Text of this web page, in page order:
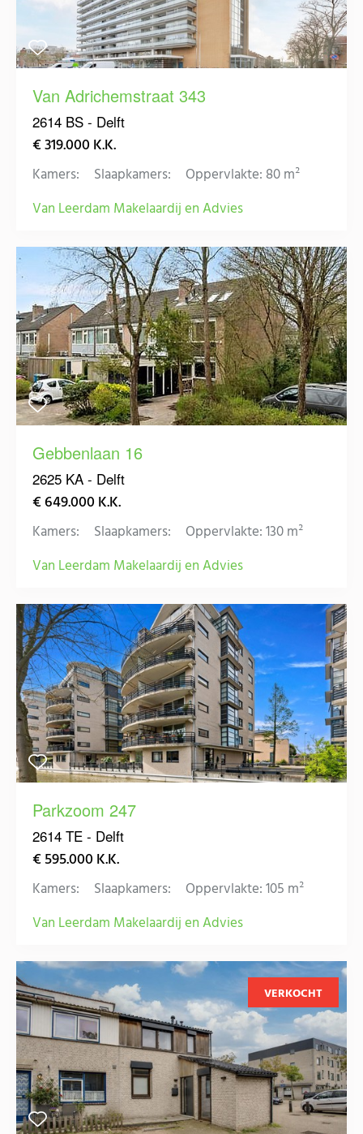
Van Adrichemstraat 343
2614 BS - Delft
€ 319.000 K.K.
Kamers: Slaapkamers:
Oppervlakte: 80 m²
Van Leerdam Makelaardij en Advies
Gebbenlaan 16
2625 KA - Delft
€ 649.000 K.K.
Kamers: Slaapkamers:
Oppervlakte: 130 m²
Van Leerdam Makelaardij en Advies
Parkzoom 247
2614 TE - Delft
€ 595.000 K.K.
Kamers: Slaapkamers:
Oppervlakte: 105 m²
Van Leerdam Makelaardij en Advies
VERKOCHT